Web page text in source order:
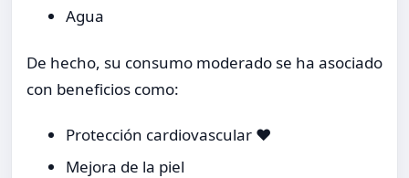
Agua
De hecho, su consumo moderado se ha asociado
con beneficios como:
Protección cardiovascular ❤️
Mejora de la piel